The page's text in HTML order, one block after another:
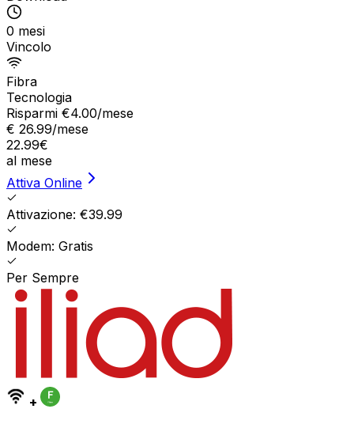
0 mesi
Vincolo
Fibra
Tecnologia
Risparmi €4.00/mese
€ 26.99/mese
22.99€
al mese
Attiva Online
Attivazione: €39.99
Modem: Gratis
Per Sempre
+